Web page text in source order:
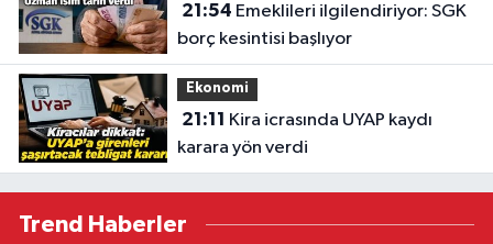
21:54
borç kesintisi başlıyor
Ekonomi
21:11
karara yön verdi
Trend Haberler